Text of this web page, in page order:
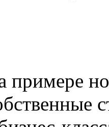
примере